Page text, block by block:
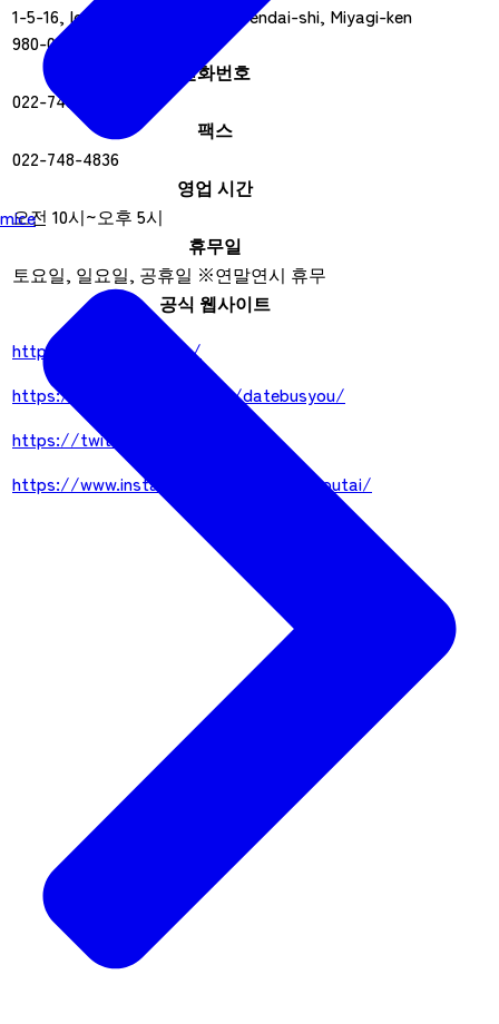
mice
1-5-16, Ichibancho, Aoba-ku, Sendai-shi, Miyagi-ken
980-0811
전화번호
022-748-4830
팩스
022-748-4836
영업 시간
오전 10시~오후 5시
휴무일
토요일, 일요일, 공휴일 ※연말연시 휴무
공식 웹사이트
https://datebusyou.jp/
https://www.facebook.com/datebusyou/
https://twitter.com/datebusyou
https://www.instagram.com/datebusyoutai/